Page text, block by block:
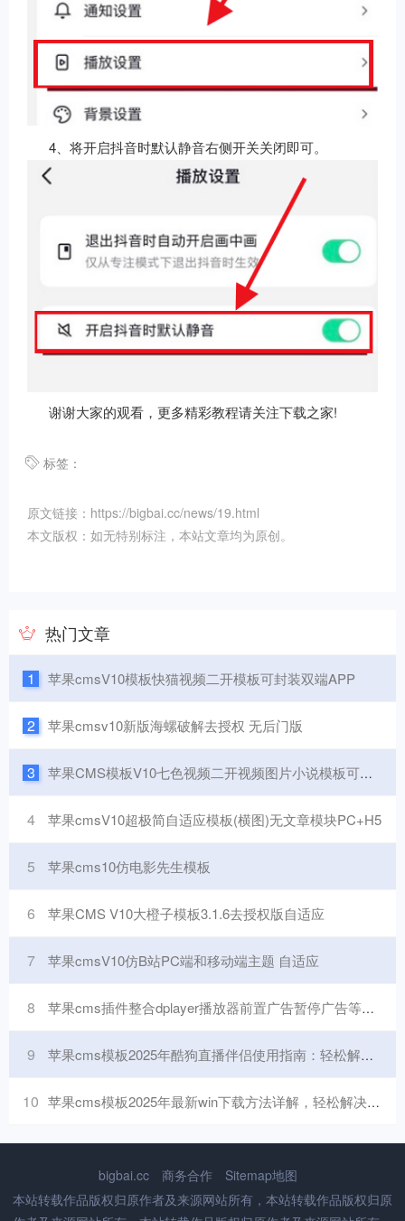
4、将开启抖音时默认静音右侧开关关闭即可。
谢谢大家的观看，更多精彩教程请关注下载之家!
标签：
原文链接：https://bigbai.cc/news/19.html
本文版权：如无特别标注，本站文章均为原创。
热门文章
1 苹果cmsV10模板快猫视频二开模板可封装双端APP
2 苹果cmsv10新版海螺破解去授权 无后门版
3 苹果CMS模板V10七色视频二开视频图片小说模板可封装APP
4 苹果cmsV10超极简自适应模板(横图)无文章模块PC+H5
5 苹果cms10仿电影先生模板
6 苹果CMS V10大橙子模板3.1.6去授权版自适应
7 苹果cmsV10仿B站PC端和移动端主题 自适应
8 苹果cms插件整合dplayer播放器前置广告暂停广告等功能
9 苹果cms模板2025年酷狗直播伴侣使用指南：轻松解决音视频直播常见问题苹果cms
10 苹果cms模板2025年最新win下载方法详解，轻松解决下载问题苹果cms
bigbai.cc 商务合作
Sitemap地图
本站转载作品版权归原作者及来源网站所有，本站转载作品版权归原